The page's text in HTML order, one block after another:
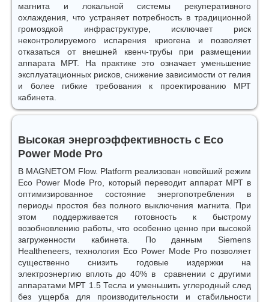
магнита и локальной системы рекуперативного
охлаждения, что устраняет потребность в традиционной
громоздкой инфраструктуре, исключает риск
неконтролируемого испарения криогена и позволяет
отказаться от внешней квенч-трубы при размещении
аппарата МРТ. На практике это означает уменьшение
эксплуатационных рисков, снижение зависимости от гелия
и более гибкие требования к проектированию МРТ
кабинета.
Высокая энергоэффективность с Eco
Power Mode Pro
В MAGNETOM Flow. Platform реализован новейший режим
Eco Power Mode Pro, который переводит аппарат МРТ в
оптимизированное состояние энергопотребления в
периоды простоя без полного выключения магнита. При
этом поддерживается готовность к быстрому
возобновлению работы, что особенно ценно при высокой
загруженности кабинета. По данным Siemens
Healtheneers, технология Eco Power Mode Pro позволяет
существенно снизить годовые издержки на
электроэнергию вплоть до 40% в сравнении с другими
аппаратами МРТ 1.5 Тесла и уменьшить углеродный след
без ущерба для производительности и стабильности